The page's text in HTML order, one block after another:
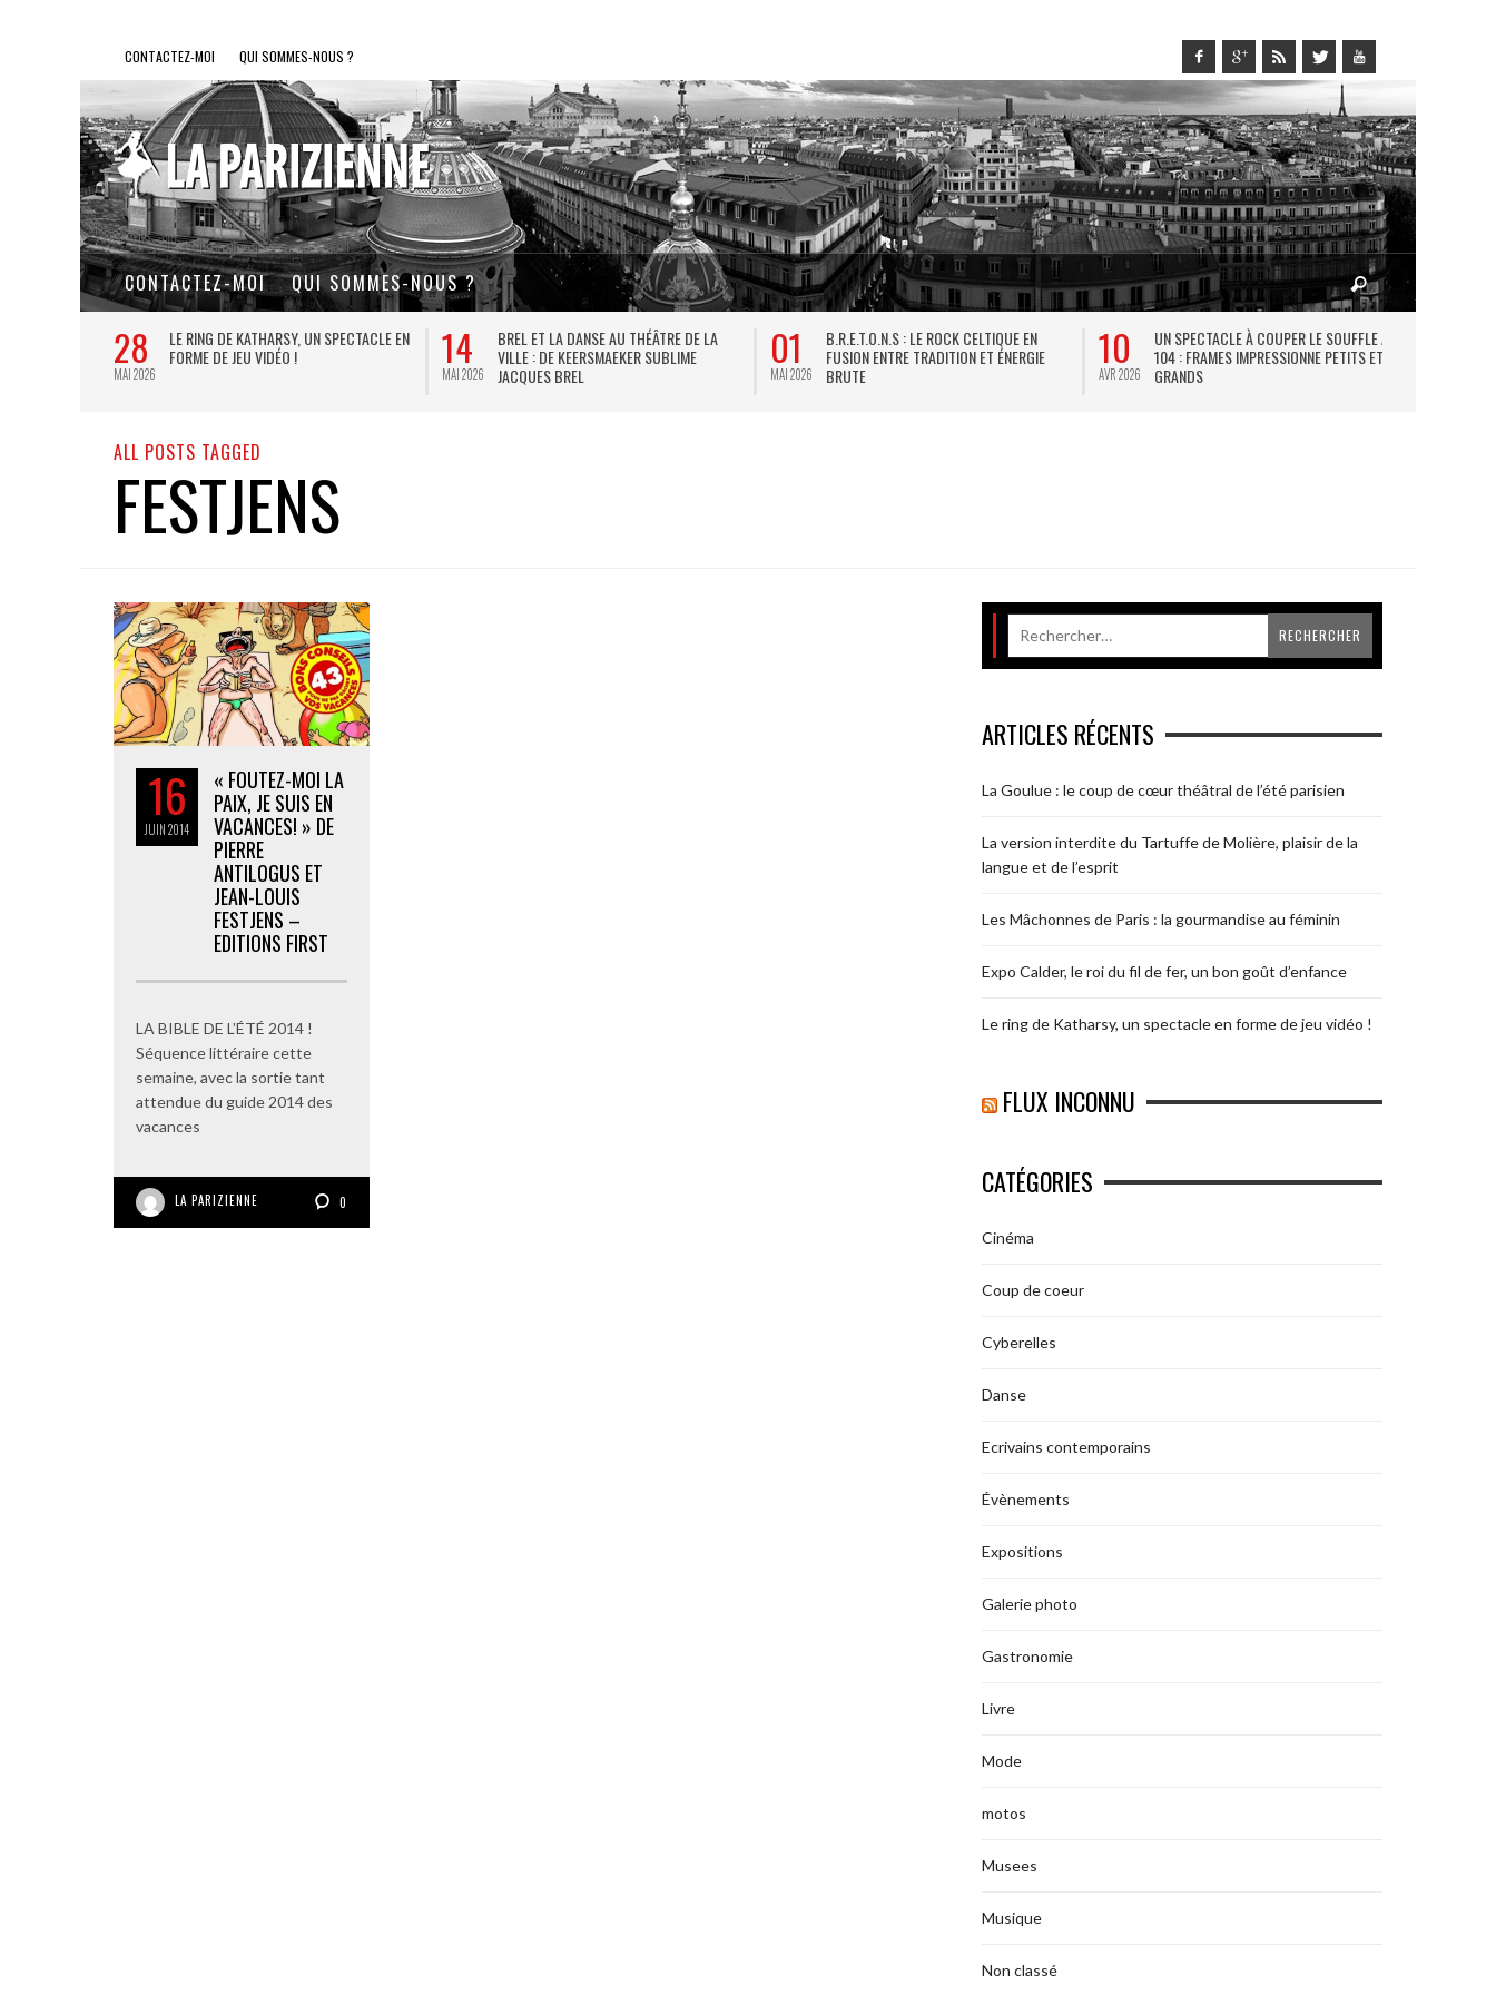
CONTACTEZ-MOI QUI SOMMES-NOUS ?
CONTACTEZ-MOI QUI SOMMES-NOUS ?
28
MAI 2026
LE RING DE KATHARSY, UN SPECTACLE EN
FORME DE JEU VIDÉO !
14
MAI 2026
BREL ET LA DANSE AU THÉÂTRE DE LA
VILLE : DE KEERSMAEKER SUBLIME
JACQUES BREL
01
MAI 2026
B.R.E.T.O.N.S : LE ROCK CELTIQUE EN
FUSION ENTRE TRADITION ET ÉNERGIE
BRUTE
10
AVR 2026
UN SPECTACLE À COUPER LE SOUFFLE AU
104 : FRAMES IMPRESSIONNE PETITS ET
GRANDS
ALL POSTS TAGGED
FESTJENS
16
JUIN2014
« FOUTEZ-MOI LA
PAIX, JE SUIS EN
VACANCES! » DE
PIERRE
ANTILOGUS ET
JEAN-LOUIS
FESTJENS –
EDITIONS FIRST
LA BIBLE DE L’ÉTÉ 2014 !
Séquence littéraire cette
semaine, avec la sortie tant
attendue du guide 2014 des
vacances
LA PARIZIENNE 0
ARTICLES RÉCENTS
La Goulue : le coup de cœur théâtral de l’été parisien
La version interdite du Tartuffe de Molière, plaisir de la
langue et de l’esprit
Les Mâchonnes de Paris : la gourmandise au féminin
Expo Calder, le roi du fil de fer, un bon goût d’enfance
Le ring de Katharsy, un spectacle en forme de jeu vidéo !
FLUX INCONNU
CATÉGORIES
Cinéma
Coup de coeur
Cyberelles
Danse
Ecrivains contemporains
Évènements
Expositions
Galerie photo
Gastronomie
Livre
Mode
motos
Musees
Musique
Non classé